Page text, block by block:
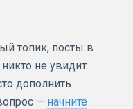
топик, посты в
не увидит.
дополнить
— начните